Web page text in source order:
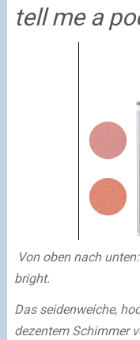
tell me a
Von oben nach
bright.
Das seidenweiche,
dezentem Schimmer